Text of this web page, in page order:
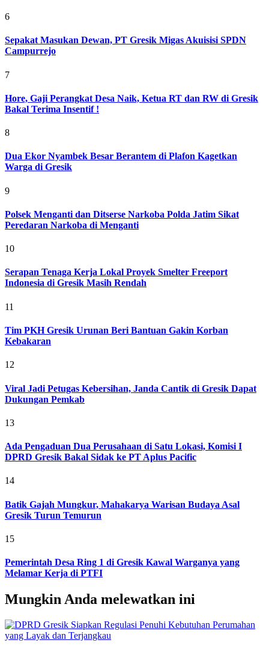
6
Sepakat Masukan Dewan, PT Gresik Migas Akuisisi SPDN
Campurrejo
7
Hore, Gaji Perangkat Desa Naik, Ketua RT dan RW di Gresik
Bakal Terima Insentif !
8
Dua Ekor Nyambek Besar Berantem di Plafon Kagetkan
Warga di Gresik
9
Polsek Menganti dan Ditserse Narkoba Polda Jatim Sikat
Peredaran Narkoba di Menganti
10
Serapan Tenaga Kerja Lokal Proyek Smelter Freeport
Indonesia di Gresik Masih Rendah
11
Tim PKH Gresik Urunan Beri Bantuan Gakin Korban
Kebakaran
12
Viral Jadi Petugas Kebersihan, Janda Cantik di Gresik Dapat
Dukungan Pemkab
13
Ada Pengaduan Dua Perusahaan di Satu Lokasi, Komisi I
DPRD Gresik Bakal Sidak ke PT Aplus Pacific
14
Batik Gajah Mungkur, Mahakarya Warisan Budaya Asal
Gresik Turun Temurun
15
Pemerintah Desa Ring 1 di Gresik Kawal Warganya yang
Melamar Kerja di PTFI
Mungkin Anda melewatkan ini